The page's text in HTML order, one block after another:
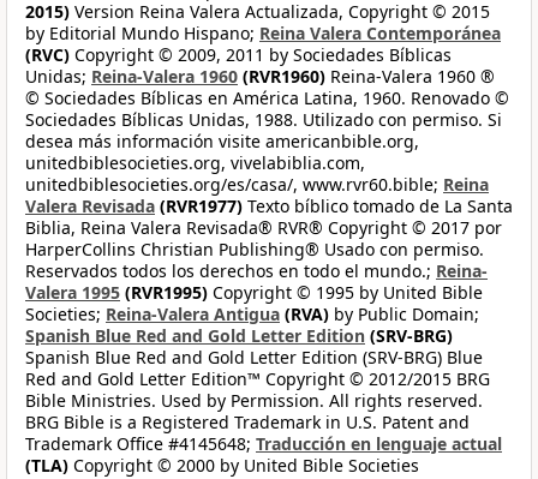
2015) Version Reina Valera Actualizada, Copyright © 2015
by Editorial Mundo Hispano; Reina Valera Contemporánea
(RVC) Copyright © 2009, 2011 by Sociedades Bíblicas
Unidas; Reina-Valera 1960 (RVR1960) Reina-Valera 1960 ®
© Sociedades Bíblicas en América Latina, 1960. Renovado ©
Sociedades Bíblicas Unidas, 1988. Utilizado con permiso. Si
desea más información visite americanbible.org,
unitedbiblesocieties.org, vivelabiblia.com,
unitedbiblesocieties.org/es/casa/, www.rvr60.bible; Reina
Valera Revisada (RVR1977) Texto bíblico tomado de La Santa
Biblia, Reina Valera Revisada® RVR® Copyright © 2017 por
HarperCollins Christian Publishing® Usado con permiso.
Reservados todos los derechos en todo el mundo.; Reina-
Valera 1995 (RVR1995) Copyright © 1995 by United Bible
Societies; Reina-Valera Antigua (RVA) by Public Domain;
Spanish Blue Red and Gold Letter Edition (SRV-BRG)
Spanish Blue Red and Gold Letter Edition (SRV-BRG) Blue
Red and Gold Letter Edition™ Copyright © 2012/2015 BRG
Bible Ministries. Used by Permission. All rights reserved.
BRG Bible is a Registered Trademark in U.S. Patent and
Trademark Office #4145648; Traducción en lenguaje actual
(TLA) Copyright © 2000 by United Bible Societies